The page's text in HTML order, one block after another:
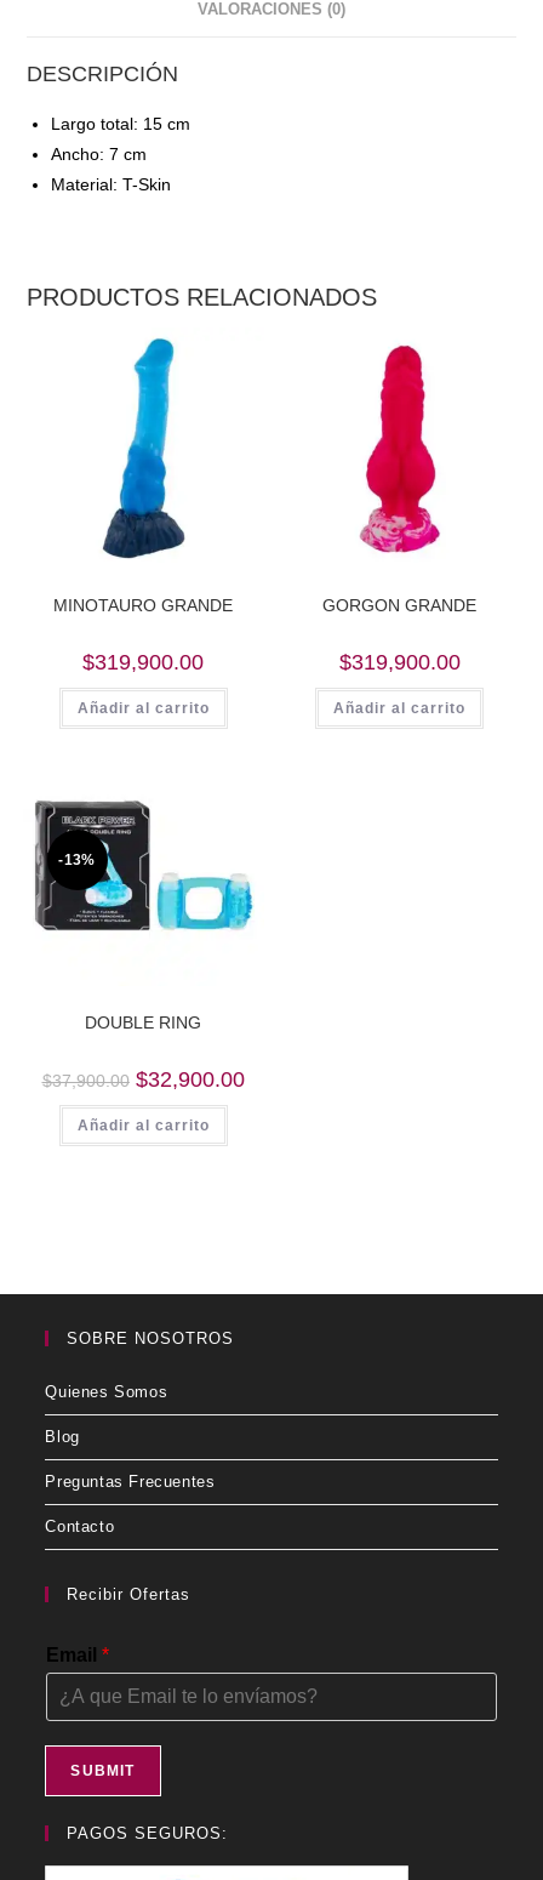
VALORACIONES (0)
DESCRIPCIÓN
Largo total: 15 cm
Ancho: 7 cm
Material: T-Skin
PRODUCTOS RELACIONADOS
MINOTAURO GRANDE
$319,900.00
Añadir al carrito
GORGON GRANDE
$319,900.00
Añadir al carrito
-13%
DOUBLE RING
$37,900.00 Original
price
was:
$37,900.00.
$32,900.00Current
Añadir al carrito
SOBRE NOSOTROS
Quienes Somos
Blog
Preguntas Frecuentes
Contacto
Recibir Ofertas
Email*
SUBMIT
PAGOS SEGUROS: